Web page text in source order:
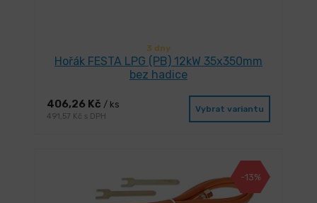
3 dny
Hořák FESTA LPG (PB) 12kW 35x350mm
bez hadice
406,26 Kč / ks
491,57 Kč s DPH
Vybrat variantu
-13%